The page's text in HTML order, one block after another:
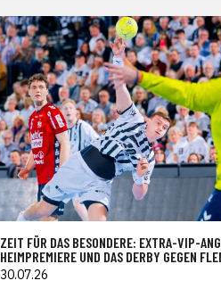
ZEIT FÜR DAS BESONDERE: EXTRA-VIP-
HEIMPREMIERE UND DAS DERBY GEGEN
30.07.26